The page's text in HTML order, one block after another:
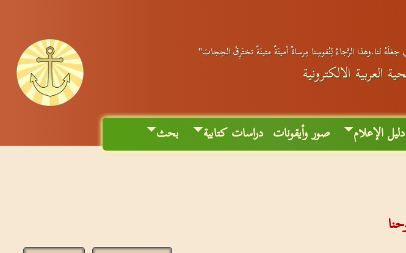
لنا.وهذا الرَّجاءُ لِنُفوسِنا مِرساةٌ أمينَةٌ متينَةٌ تختَرِقُ الحِجابَ"
العربية الالكترونية
دليل الإعلام صور وأيقونات دراسات كتابية بحث